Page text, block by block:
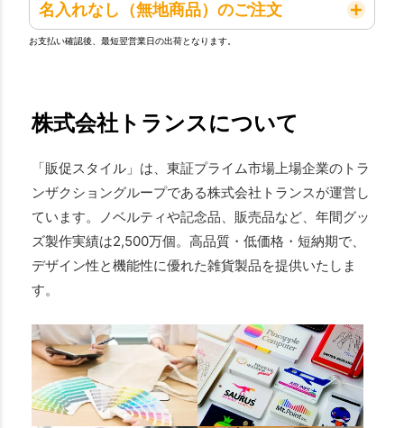
名入れなし（無地商品）のご注文
お支払い確認後、最短翌営業日の出荷となります。
株式会社トランスについて
「販促スタイル」は、東証プライム市場上場企業のトラ
ンザクショングループである株式会社トランスが運営し
ています。ノベルティや記念品、販売品など、年間グッ
ズ製作実績は2,500万個。高品質・低価格・短納期で、
デザイン性と機能性に優れた雑貨製品を提供いたしま
す。